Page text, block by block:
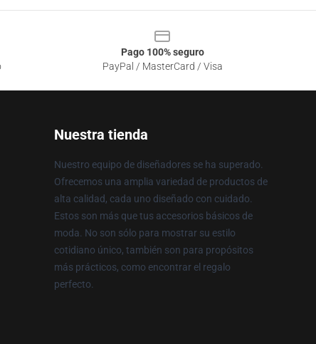
Pago 100% seguro
PayPal / MasterCard / Visa
Nuestra tienda
Nuestro equipo de diseñadores se ha superado.
Ofrecemos una amplia variedad de productos de
alta calidad, cada uno diseñado con cuidado.
Estos son más que tus accesorios básicos de
moda. No son sólo para mostrar su estilo
cotidiano único, también son para propósitos
más prácticos, como encontrar el regalo
perfecto.